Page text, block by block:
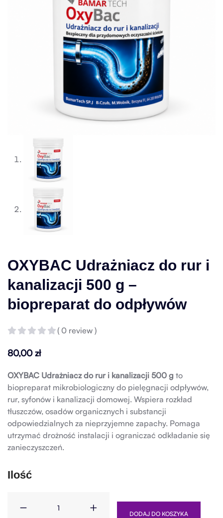
OXYBAC Udrażniacz do rur i
kanalizacji 500 g –
biopreparat do odpływów
( 0 review )
80,00zł
OXYBAC Udrażniacz do rur i kanalizacji 500 g to
biopreparat mikrobiologiczny do pielęgnacji odpływów,
rur, syfonów i kanalizacji domowej. Wspiera rozkład
tłuszczów, osadów organicznych i substancji
odpowiedzialnych za nieprzyjemne zapachy. Pomaga
utrzymać drożność instalacji i ograniczać odkładanie się
zanieczyszczeń.
Ilość
DODAJ DO KOSZYKA